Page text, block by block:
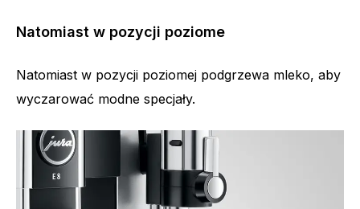
Natomiast w pozycji poziome
Natomiast w pozycji poziomej podgrzewa mleko, aby
wyczarować modne specjały.